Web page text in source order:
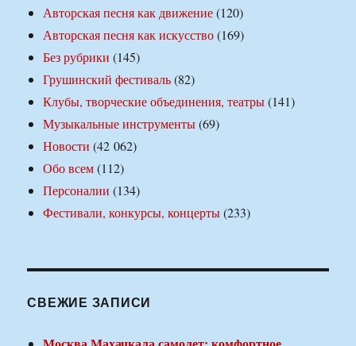
Авторская песня как движение(120)
Авторская песня как искусство(169)
Без рубрики (145)
Грушинский фестиваль(82)
Клубы, творческие объединения, театры(141)
Музыкальные инструменты(69)
Новости (42 062)
Обо всем(112)
Персоналии (134)
Фестивали, конкурсы, концерты(233)
СВЕЖИЕ ЗАПИСИ